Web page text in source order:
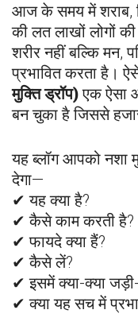
आज के समय में शराब,
की लत लाखों लोगों की
शरीर नहीं बल्कि मन,
प्रभावित करता है।
मुक्ति ड्रॉप)एक ऐसा
बन चुका है जिससे
यह ब्लॉग आपको नशा
देगा—
✔ यह क्या है?
✔ कैसे काम करती है?
✔ फायदे क्या हैं?
✔ कैसे लें?
✔ इसमें क्या-क्या जड़ी-
✔ क्या यह सच में